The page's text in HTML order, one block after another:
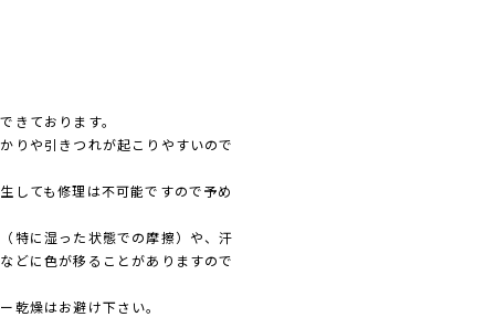
きております。
りや引きつれが起こりやすいので
しても修理は不可能ですので予め
特に湿った状態での摩擦）や、汗
どに色が移ることがありますので
乾燥はお避け下さい。